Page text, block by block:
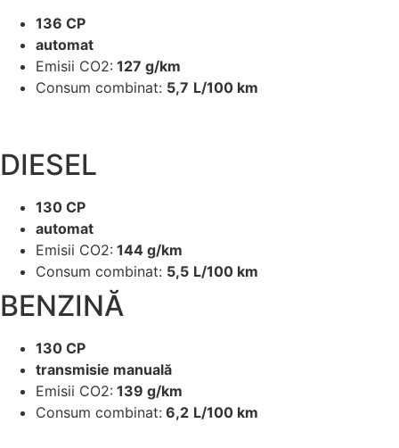
136 CP
automat
Emisii CO2: 127 g/km
Consum combinat: 5,7 L/100 km
DIESEL
130 CP
automat
Emisii CO2: 144 g/km
Consum combinat: 5,5 L/100 km
BENZINĂ
130 CP
transmisie manuală
Emisii CO2: 139 g/km
Consum combinat: 6,2 L/100 km